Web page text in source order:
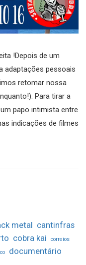
!Depois de um
adaptações pessoais
retomar nossa
Para tirar a
papo intimista entre
indicações de filmes
metal cantinfras
cobra kai correios
documentário